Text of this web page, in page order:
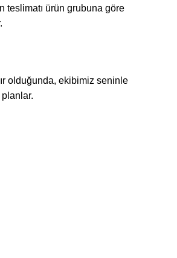
teslimatı ürün grubuna göre
olduğunda, ekibimiz seninle